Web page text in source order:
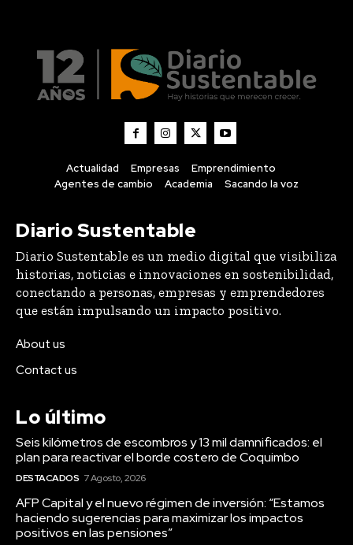
Actualidad Empresas
Emprendimiento
Agentes de cambio
Academia Sacando la voz
Diario Sustentable
Diario Sustentable es un medio digital que visibiliza
historias, noticias e innovaciones en sostenibilidad,
conectando a personas, empresas y emprendedores
que están impulsando un impacto positivo.
About us
Contact us
Lo último
Seis kilómetros de escombros y 13 mil damnificados: el
plan para reactivar el borde costero de Coquimbo
DESTACADOS 7 Agosto, 2026
AFP Capital y el nuevo régimen de inversión: “Estamos
haciendo sugerencias para maximizar los impactos
positivos en las pensiones”